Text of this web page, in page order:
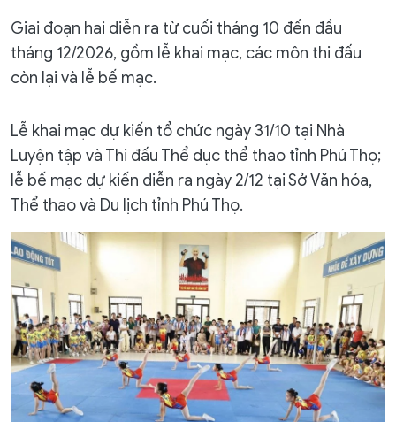
Giai đoạn hai diễn ra từ cuối tháng 10 đến đầu
tháng 12/2026, gồm lễ khai mạc, các môn thi đấu
còn lại và lễ bế mạc.
Lễ khai mạc dự kiến tổ chức ngày 31/10 tại Nhà
Luyện tập và Thi đấu Thể dục thể thao tỉnh Phú Thọ;
lễ bế mạc dự kiến diễn ra ngày 2/12 tại Sở Văn hóa,
Thể thao và Du lịch tỉnh Phú Thọ.